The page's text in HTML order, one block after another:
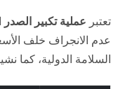
تعتبر عملية تكبير الصدر
عدم الانجراف خلف
السلامة الدولية، كما